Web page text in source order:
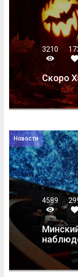
3210
Скоро
Новости
4589